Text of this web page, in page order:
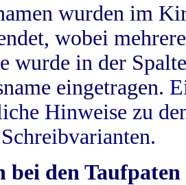
wurden im
wobei
wurde in der
eingetragen.
Hinweise zu
bei den Taufpaten